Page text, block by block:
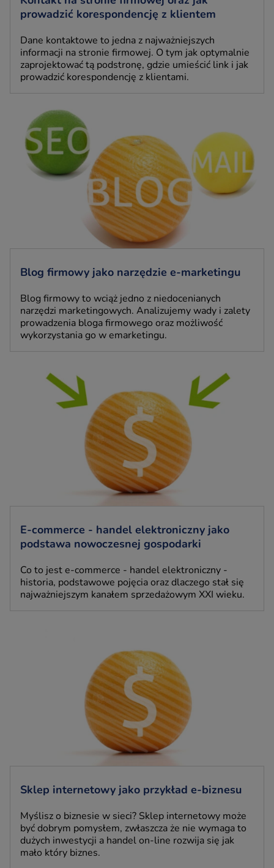
prowadzić korespondencję z klientem
Dane kontaktowe to jedna z najważniejszych
informacji na stronie firmowej. O tym jak optymalnie
zaprojektować tą podstronę, gdzie umieścić link i jak
prowadzić korespondencję z klientami.
Blog firmowy jako narzędzie e-marketingu
Blog firmowy to wciąż jedno z niedocenianych
narzędzi marketingowych. Analizujemy wady i zalety
prowadzenia bloga firmowego oraz możliwość
wykorzystania go w emarketingu.
E-commerce - handel elektroniczny jako
podstawa nowoczesnej gospodarki
Co to jest e-commerce - handel elektroniczny -
historia, podstawowe pojęcia oraz dlaczego stał się
najważniejszym kanałem sprzedażowym XXI wieku.
Sklep internetowy jako przykład e-biznesu
Myślisz o biznesie w sieci? Sklep internetowy może
być dobrym pomysłem, zwłaszcza że nie wymaga to
dużych inwestycji a handel on-line rozwija się jak
mało który biznes.